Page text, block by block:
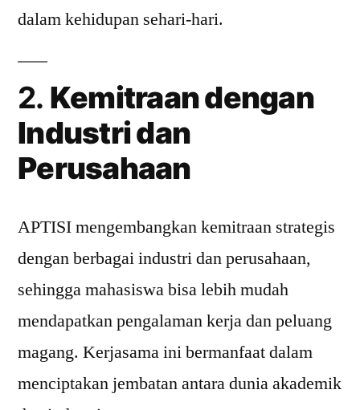
dalam kehidupan sehari-hari.
2. Kemitraan dengan
Industri dan
Perusahaan
APTISI mengembangkan kemitraan strategis
dengan berbagai industri dan perusahaan,
sehingga mahasiswa bisa lebih mudah
mendapatkan pengalaman kerja dan peluang
magang. Kerjasama ini bermanfaat dalam
menciptakan jembatan antara dunia akademik